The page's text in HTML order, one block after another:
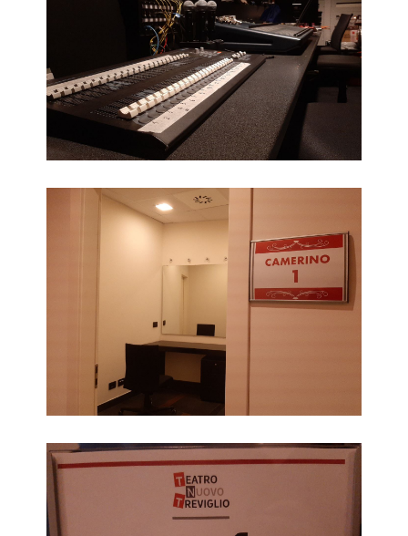
Camerini
Impianto a induzione magnetica per ipoudenti